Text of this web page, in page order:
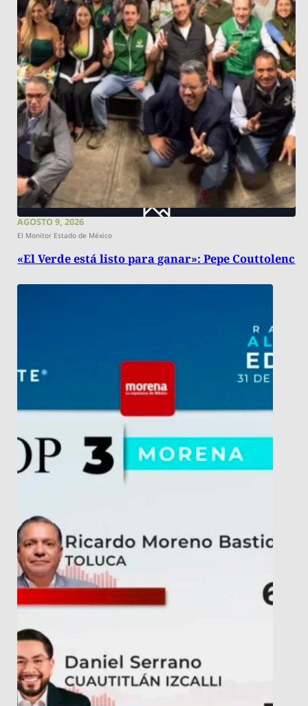
AGOSTO 9, 2026
El Monitor Estado de México
«El Verde está listo para ganar»: Pepe Couttolenc